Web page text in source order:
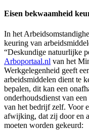
Eisen bekwaamheid
In het
keuring van
“Deskundige natuurlijke
Arboportaal.nl van het
Werkgelegenheid geeft
arbeidsmiddelen dient te
bepalen, dit kan een
onderhoudsdienst van
van het bedrijf zelf. Voor
afwijking, dat zij door en
moeten worden gekeurd: